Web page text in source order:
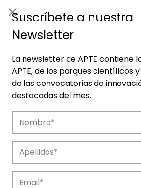
Empresas
Descubre las empresas
innovación en los parques
Suscríbete a nuestra
Newsletter
La newsletter de APTE contiene
APTE, de los parques científicos
de las convocatorias de
destacadas del mes.